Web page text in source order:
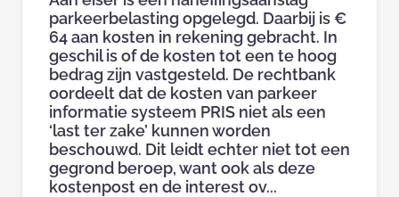
parkeerbelasting opgelegd. Daarbij is €
64 aan kosten in rekening gebracht. In
geschil is of de kosten tot een te hoog
bedrag zijn vastgesteld. De rechtbank
oordeelt dat de kosten van parkeer
informatie systeem PRIS niet als een
‘last ter zake’ kunnen worden
beschouwd. Dit leidt echter niet tot een
gegrond beroep, want ook als deze
kostenpost en de interest ov...